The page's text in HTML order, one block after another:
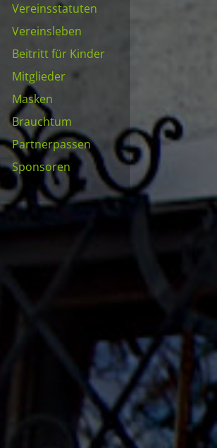
Vereinsstatuten
Vereinsleben
Beitritt für Kinder
Mitglieder
Masken
Brauchtum
Partnerpassen
Sponsoren